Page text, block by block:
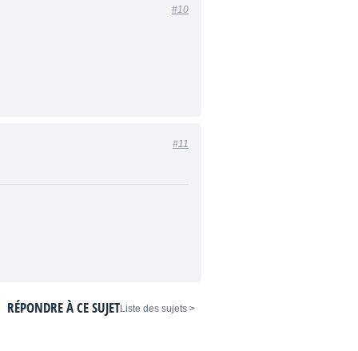
#10
#11
< Liste des sujets
RÉPONDRE À CE SUJET